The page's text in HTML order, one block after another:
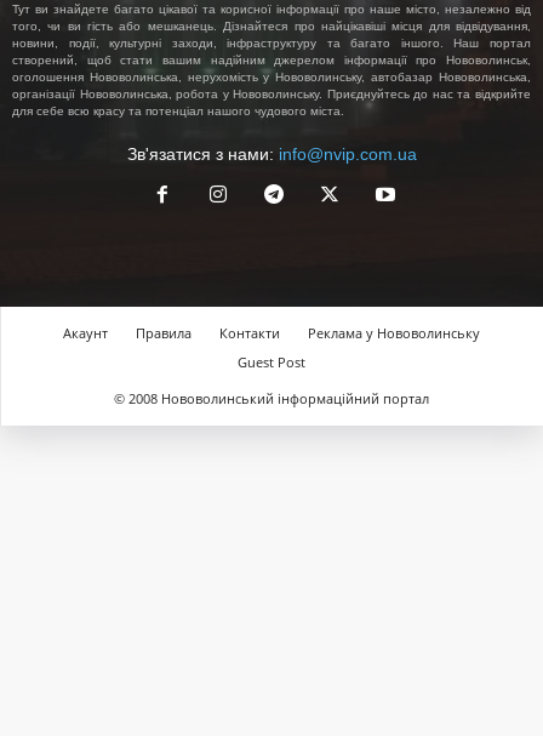
Тут ви знайдете багато цікавої та корисної інформації про наше місто, незалежно від
того, чи ви гість або мешканець. Дізнайтеся про найцікавіші місця для відвідування,
новини, події, культурні заходи, інфраструктуру та багато іншого. Наш портал
створений, щоб стати вашим надійним джерелом інформації про Нововолинськ,
оголошення Нововолинська, нерухомість у Нововолинську, автобазар Нововолинська,
організації Нововолинська, робота у Нововолинську. Приєднуйтесь до нас та відкрийте
для себе всю красу та потенціал нашого чудового міста.
Зв'язатися з нами: info@nvip.com.ua
Акаунт Правила Контакти
Реклама у Нововолинську
Guest Post
© 2008 Нововолинський інформаційний портал